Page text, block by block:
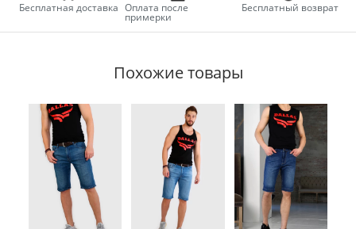
Бесплатная доставка Оплата после
примерки
Бесплатный возврат
Похожие товары